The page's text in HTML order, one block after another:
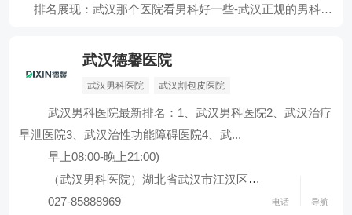
排名展现：武汉那个医院看男科好一些-武汉正规的男科医院推荐
武汉德馨医院
武汉男科医院 武汉割包皮医院
武汉男科医院最新排名：1、武汉男科医院2、武汉治疗
早泄医院3、武汉治性功能障碍医院4、武...
早上08:00-晚上21:00)
（武汉男科医院）湖北省武汉市江汉区发展大...
027-85888969
电话 导航